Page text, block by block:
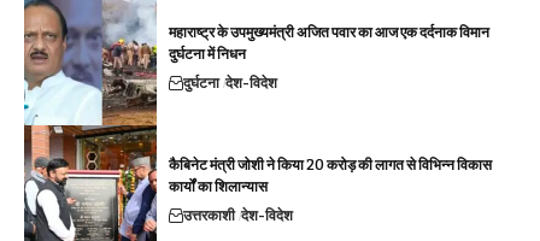
महाराष्ट्र के उपमुख्यमंत्री अजित पवार का आज एक दर्दनाक विमान
दुर्घटना में निधन
दुर्घटना देश-विदेश
कैबिनेट मंत्री जोशी ने किया 20 करोड़ की लागत से विभिन्न विकास
कार्यों का शिलान्यास
उत्तरकाशी देश-विदेश